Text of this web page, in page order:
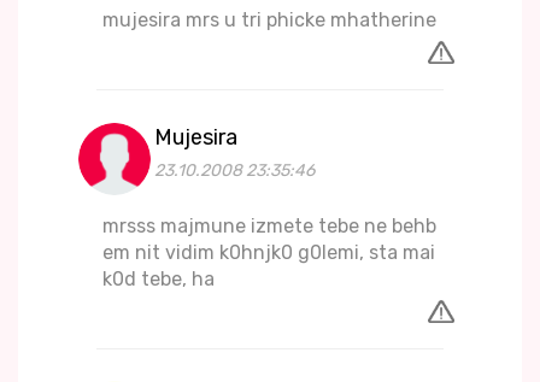
mujesira mrs u tri phicke mhatherine
Mujesira
23.10.2008 23:35:46
mrsss majmune izmete tebe ne behb
em nit vidim k0hnjk0 g0lemi, sta mai
k0d tebe, ha